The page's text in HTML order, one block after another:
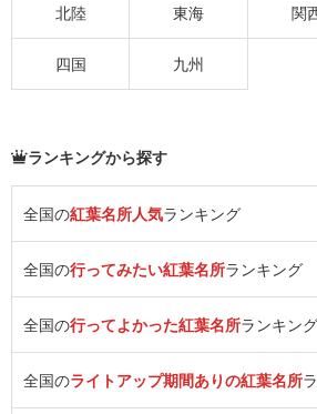
北陸 東海 関
四国 九州
ランキングから探す
全国の紅葉名所人気ランキング
全国の行ってみたい紅葉名所ランキング
全国の行ってよかった紅葉名所ランキング
全国のライトアップ期間ありの紅葉名所